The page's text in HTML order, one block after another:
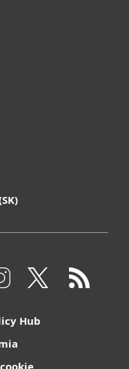
Hub